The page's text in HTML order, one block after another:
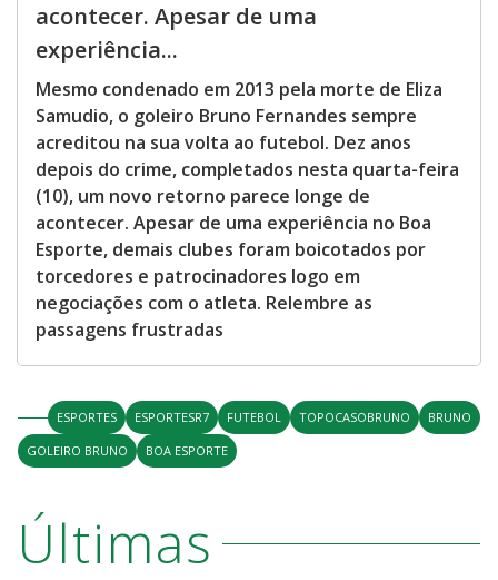
acontecer. Apesar de uma
experiência...
Mesmo condenado em 2013 pela morte de Eliza
Samudio, o goleiro Bruno Fernandes sempre
acreditou na sua volta ao futebol. Dez anos
depois do crime, completados nesta quarta-feira
(10), um novo retorno parece longe de
acontecer. Apesar de uma experiência no Boa
Esporte, demais clubes foram boicotados por
torcedores e patrocinadores logo em
negociações com o atleta. Relembre as
passagens frustradas
ESPORTES ESPORTESR7 FUTEBOL TOPOCASOBRUNO
BRUNO
GOLEIRO BRUNO
BOA ESPORTE
Últimas